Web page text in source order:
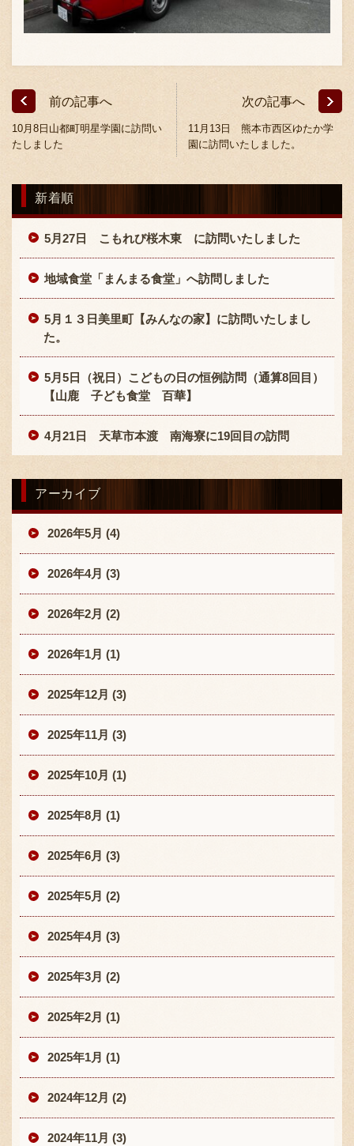
〒869-1107 熊本県菊池郡菊陽町辛川448
FAX
前の記事へ
10月8日山都町明星学園に訪問い
たしました
次の記事へ
11月13日 熊本市西区ゆたか学
園に訪問いたしました。
新着順
5月27日 こもれび桜木東 に訪問いたしました
地域食堂「まんまる食堂」へ訪問しました
5月１３日美里町【みんなの家】に訪問いたしまし
た。
5月5日（祝日）こどもの日の恒例訪問（通算8回目）
【山鹿 子ども食堂 百華】
4月21日 天草市本渡 南海寮に19回目の訪問
アーカイブ
2026年5月 (4)
2026年4月 (3)
2026年2月 (2)
2026年1月 (1)
2025年12月 (3)
2025年11月 (3)
2025年10月 (1)
2025年8月 (1)
2025年6月 (3)
2025年5月 (2)
2025年4月 (3)
2025年3月 (2)
2025年2月 (1)
2025年1月 (1)
2024年12月 (2)
2024年11月 (3)